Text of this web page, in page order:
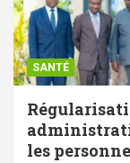
SANTÉ
les